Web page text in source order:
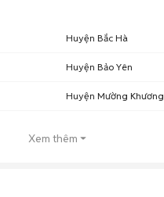
Huyện Bắc Hà
Huyện Bảo Yên
Huyện Mường Khương
Xem thêm